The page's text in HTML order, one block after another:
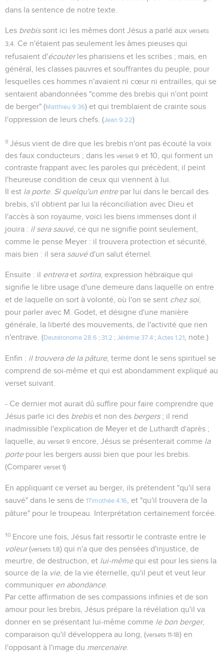
dans la sentence de notre texte.
Les brebissont ici les mêmes dont Jésus a parlé aux versets
3,4
. Ce n'étaient pas seulement les âmes pieuses qui
refusaient d'écouterles pharisiens et les scribes ; mais, en
général, les classes pauvres et souffrantes du peuple, pour
lesquelles ces hommes n'avaient ni cœur ni entrailles, qui se
sentaient abandonnées "comme des brebis qui n'ont point
de berger" (Matthieu 9.36) et qui tremblaient de crainte sous
l'oppression de leurs chefs. (Jean 9.22)
9 Jésus vient de dire que les brebis n'ont pas écouté la voix
des faux conducteurs ; dans les verset 9 et 10, qui forment un
contraste frappant avec les paroles qui précèdent, il peint
l'heureuse condition de ceux qui viennent à lui.
Il est la porte. Si quelqu'un entrepar lui dans le bercail des
brebis, s'il obtient par lui la réconciliation avec Dieu et
l'accès à son royaume, voici les biens immenses dont il
jouira : il sera sauvé, ce qui ne signifie point seulement,
comme le pense Meyer : il trouvera protection et sécurité,
mais bien : il sera sauvéd'un salut éternel.
Ensuite : il entreraet sortira, expression hébraïque qui
signifie le libre usage d'une demeure dans laquelle on entre
et de laquelle on sort à volonté, où l'on se sent chez soi,
pour parler avec M. Godet, et désigne d'une manière
générale, la liberté des mouvements, de l'activité que rien
n'entrave. (Deutéronome 28.6 ; 31.2 ; Jérémie 37.4 ; Actes 1.21 , note.)
Enfin : il trouvera de la pâture, terme dont le sens spirituel se
comprend de soi-même et qui est abondamment expliqué au
verset suivant.
- Ce dernier mot aurait dû suffire pour faire comprendre que
Jésus parle ici des brebiset non des bergers; il rend
inadmissible l'explication de Meyer et de Luthardt d'après ;
laquelle, au verset 9 encore, Jésus se présenterait comme la
portepour les bergers aussi bien que pour les brebis.
(Comparer verset 1)
En appliquant ce verset au berger, ils prétendent "qu'il sera
sauvé" dans le sens de 1Timothée 4.16
, et "qu'il trouvera de la
pâture" pour le troupeau. Interprétation certainement forcée.
10 Encore une fois, Jésus fait ressortir le contraste entre le
voleur(versets 1,8) qui n'a que des pensées d'injustice, de
meurtre, de destruction, et lui-mêmequi est pour les siens la
source de la vie, de la vie éternelle, qu'il peut et veut leur
communiquer en abondance.
Par cette affirmation de ses compassions infinies et de son
amour pour les brebis, Jésus prépare la révélation qu'il va
donner en se présentant lui-même comme le bon berger,
comparaison qu'il développera au long, (versets 11-18) en
l'opposant à l'image du mercenaire.